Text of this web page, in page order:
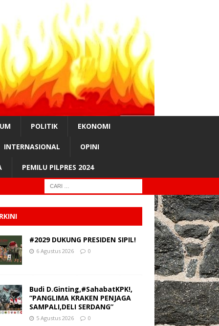
POLITIK EKONOMI
INTERNASIONAL OPINI
PEMILU PILPRES 2024
#2029 DUKUNG PRESIDEN SIPIL!
6 Agustus 2026 0
Budi D.Ginting,#SahabatKPK!,
“PANGLIMA KRAKEN PENJAGA
SAMPALI,DELI SERDANG”
5 Agustus 2026 0